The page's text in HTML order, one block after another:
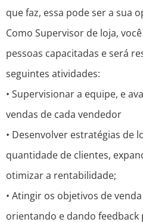
que faz, essa pode ser a sua
Como Supervisor de loja,
pessoas capacitadas e será
seguintes atividades:
• Supervisionar a equipe, e
vendas de cada vendedor
• Desenvolver estratégias de
quantidade de clientes,
otimizar a rentabilidade;
• Atingir os objetivos de
orientando e dando feedback